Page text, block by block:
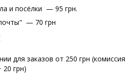
и посёлки — 95 грн.
— 70 грн
для заказов от 250 грн (комиссия
грн)